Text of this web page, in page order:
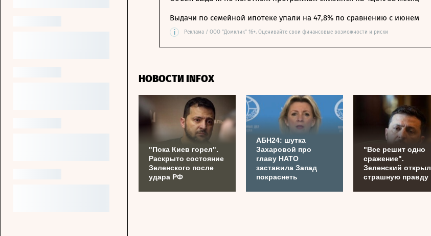
Выдачи по семейной ипотеке упали на 47,8% по сравнению с июнем
i Реклама / ООО "Домклик" 16+. Оценивайте свои финансовые возможности и риски
НОВОСТИ INFOX
"Пока Киев горел".
Раскрыто состояние
Зеленского после
удара РФ
АБН24: шутка
Захаровой про
главу НАТО
заставила Запад
покраснеть
"Все решит одно
сражение".
Зеленский открыл
страшную правду